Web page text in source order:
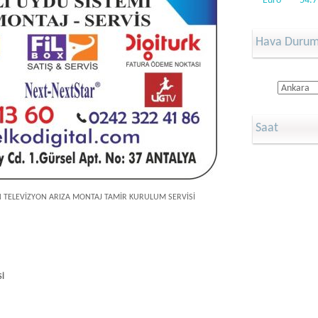
ARIZA MONTAJ TAMİR KURULUM SERVİSİ
Hava
Saat